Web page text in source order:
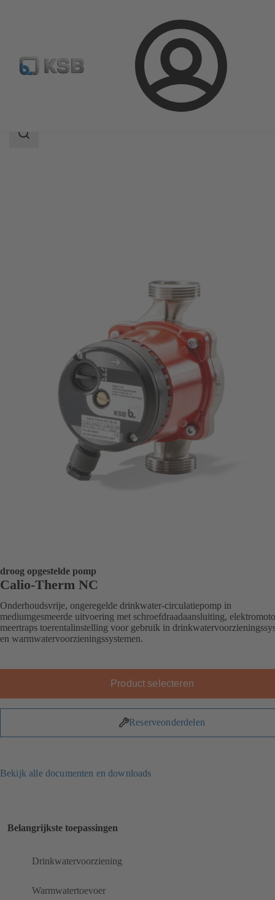
Aanmelding
Productcatalogus Calio-Therm NC
Zoekgebied
droog opgestelde pomp
Calio-Therm NC
Onderhoudsvrije, ongeregelde drinkwater-circulatiepomp in
mediumgesmeerde uitvoering met schroefdraadaansluiting,
meertraps toerentalinstelling voor gebruik in
en warmwatervoorzieningssystemen.
Product selecteren
Reserveonderdelen
Bekijk alle documenten en downloads
Belangrijkste toepassingen
Drinkwatervoorziening
Warmwatertoevoer